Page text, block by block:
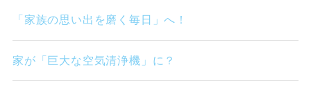
「家族の思い出を磨く毎日」へ！
家が「巨大な空気清浄機」に？